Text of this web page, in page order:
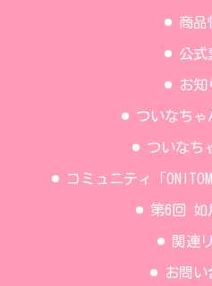
商品
公式
お知
ついなちゃ
ついなち
コミュニティ「
第6回 如
関連
お問い